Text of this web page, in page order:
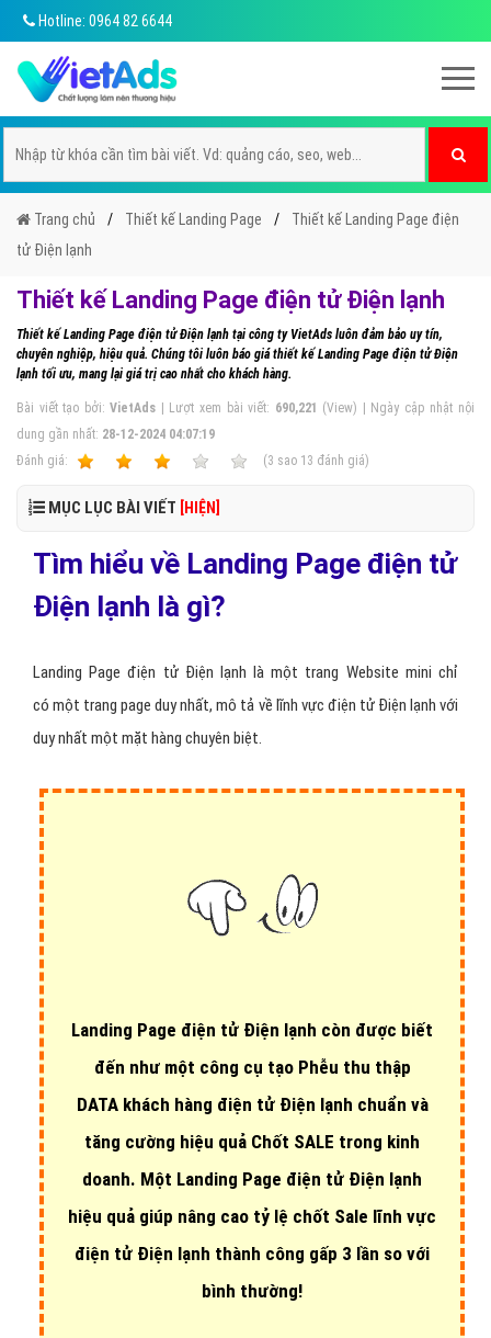
Hotline: 0964 82 6644
Trang chủ Thiết kế Landing Page
Thiết kế Landing Page điện
tử Điện lạnh
Thiết kế Landing Page điện tử Điện lạnh
Thiết kế Landing Page điện tử Điện lạnh tại công ty VietAds luôn đảm bảo uy tín,
chuyên nghiệp, hiệu quả. Chúng tôi luôn báo giá thiết kế Landing Page điện tử Điện
lạnh tối ưu, mang lại giá trị cao nhất cho khách hàng.
Bài viết tạo bởi:VietAds | Lượt xem bài viết: 690,221 (View) | Ngày cập nhật nội
dung gần nhất: 28-12-2024 04:07:19
Ðánh giá:
(3 sao 13 đánh giá)
MỤC LỤC BÀI VIẾT [HIỆN]
Tìm hiểu về Landing Page điện tử
Điện lạnh là gì?
Landing Page điện tử Điện lạnh là một trang Website mini chỉ
có một trang page duy nhất, mô tả về lĩnh vực điện tử Điện lạnh với
duy nhất một mặt hàng chuyên biệt.
Landing Page điện tử Điện lạnh còn được biết
đến như một công cụ tạo Phễu thu thập
DATA khách hàng điện tử Điện lạnh chuẩn và
tăng cường hiệu quả Chốt SALE trong kinh
doanh. Một Landing Page điện tử Điện lạnh
hiệu quả giúp nâng cao tỷ lệ chốt Sale lĩnh vực
điện tử Điện lạnh thành công gấp 3 lần so với
bình thường!